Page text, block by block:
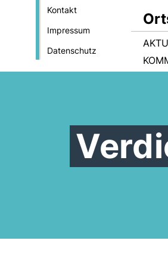
Kontakt
Impressum
Datenschutz